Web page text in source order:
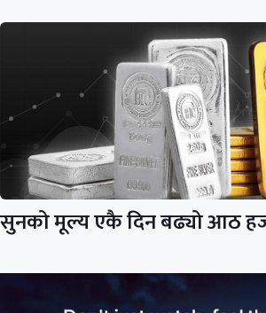
सुनको मूल्य एकै दिन बढ्यो आठ